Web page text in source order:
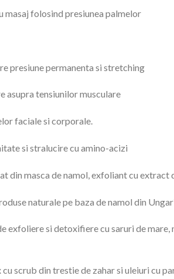
masaj folosind presiunea palmelor
presiune permanenta si stretching
asupra tensiunilor musculare
faciale si corporale.
si stralucire cu amino-acizi
din masca de namol, exfoliant cu extract
naturale pe baza de namol din
exfoliere si detoxifiere cu saruri de mare,
scrub din trestie de zahar si uleiuri cu